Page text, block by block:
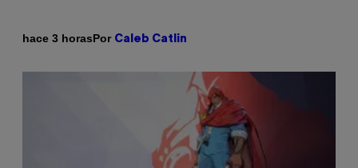
hace 3 horasPor Caleb Catlin